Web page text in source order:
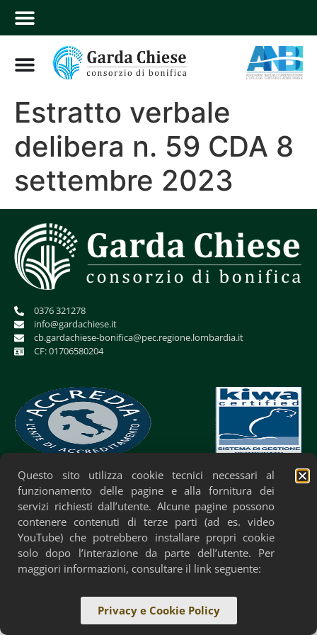
Estratto verbale
delibera n. 59 CDA 8
settembre 2023
0376 321278
info@gardachiese.it
cb.gardachiese-bonifica@pec.regione.lombardia.it
CF: 01706580204
Privacy Policy Cookie Policy Accessibilità
Questo sito utilizza cookie tecnici necessari al
funzionamento delle pagine e alla fornitura dei
servizi richiesti dall’utente. Alcune pagine possono
contenere contenuti di terze parti (ad es. video
YouTube) che potrebbero installare propri cookie
solo dopo l’interazione da parte dell’utente. Per
maggiori informazioni, consultare il link seguente:
Privacy e Cookie Policy